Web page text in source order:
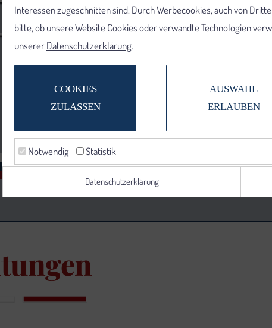
Interessen zugeschnitten sind. Durch Werbecookies, auch von
bitte, ob unsere Website Cookies oder verwandte Technologien
unsererDatenschutzerklärung.
COOKIES
ZULASSEN
AUSWAHL
ERLAUBEN
Notwendig Statistik
Datenschutzerklärung